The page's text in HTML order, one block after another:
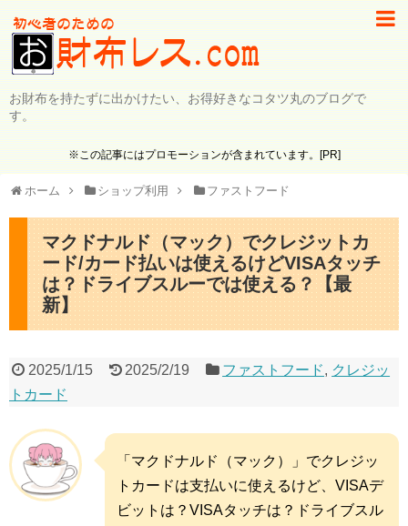
お財布を持たずに出かけたい、お得好きなコタツ丸のブログで
す。
※この記事にはプロモーションが含まれています。[PR]
ホーム ショップ利用 ファストフード
マクドナルド（マック）でクレジットカ
ード/カード払いは使えるけどVISAタッチ
は？ドライブスルーでは使える？【最
新】
2025/1/15 2025/2/19 ファストフード, クレジッ
トカード
「マクドナルド（マック）」でクレジッ
トカードは支払いに使えるけど、VISAデ
ビットは？VISAタッチは？ドライブスル